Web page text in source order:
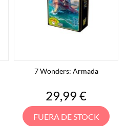
7 Wonders: Armada
Precio
29,99 €
FUERA DE STOCK